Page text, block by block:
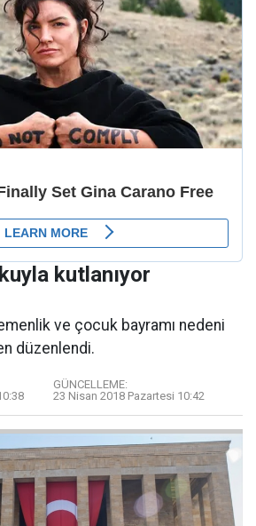
kutlanıyor
ve çocuk bayramı nedeni
düzenlendi.
GÜNCELLEME:
23 Nisan 2018 Pazartesi 10:42